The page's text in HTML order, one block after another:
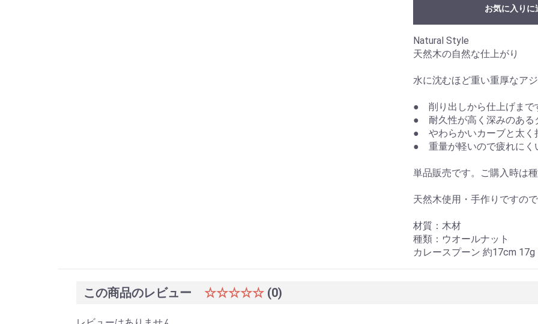
お気に入りに
Natural Style
天然木の自然な仕上がり
水に沈むほど重い重厚なア
● 削り出しから仕上げまで
● 耐久性が高く深みのある
● やわらかいカーブと太く
● 重量が軽いので疲れにく
単品販売です。ご購入時は
天然木使用・手作りですの
材質：木材
種類：ウオールナット
カレースプーン 約17cm 17g
この商品のレビュー ☆☆☆☆☆ (0)